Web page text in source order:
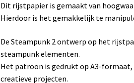
Dit rijstpapier is gemaakt van
Hierdoor is het gemakkelijk te
De Steampunk 2 ontwerp op het
steampunk elementen.
Het patroon is gedrukt op A3-
creatieve projecten.